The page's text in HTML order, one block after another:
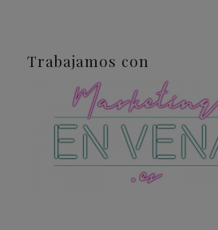
Trabajamos con